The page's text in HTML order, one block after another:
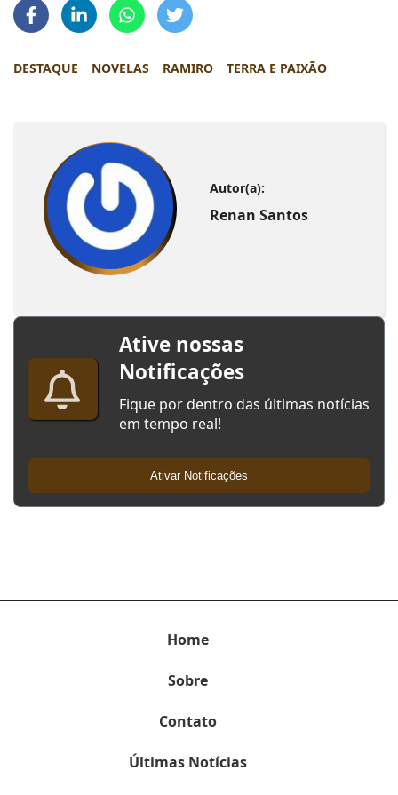
DESTAQUE NOVELAS RAMIRO TERRA E PAIXÃO
Autor(a):
Renan Santos
Ative nossas
Notificações
Fique por dentro das últimas notícias
em tempo real!
Ativar Notificações
Home
Sobre
Contato
Últimas Notícias